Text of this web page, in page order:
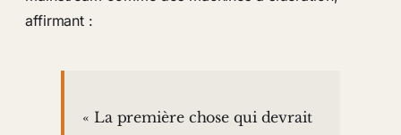
affirmant :
« La première chose qui devrait